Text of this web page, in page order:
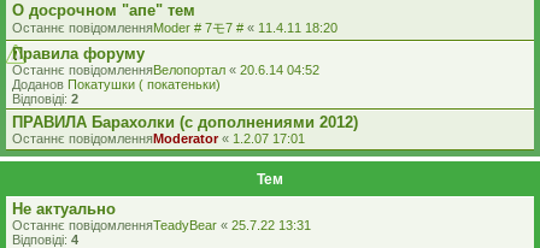
О досрочном "апе" тем
Останнє повідомленняModer # 7モ7 # « 11.4.11 18:20
Правила форуму
Останнє повідомленняВелопортал « 20.6.14 04:52
Доданов Покатушки ( покатеньки)
Відповіді: 2
ПРАВИЛА Барахолки (с дополнениями 2012)
Останнє повідомленняModerator« 1.2.07 17:01
Тем
Не актуально
Останнє повідомленняTeadyBear « 25.7.22 13:31
Відповіді: 4